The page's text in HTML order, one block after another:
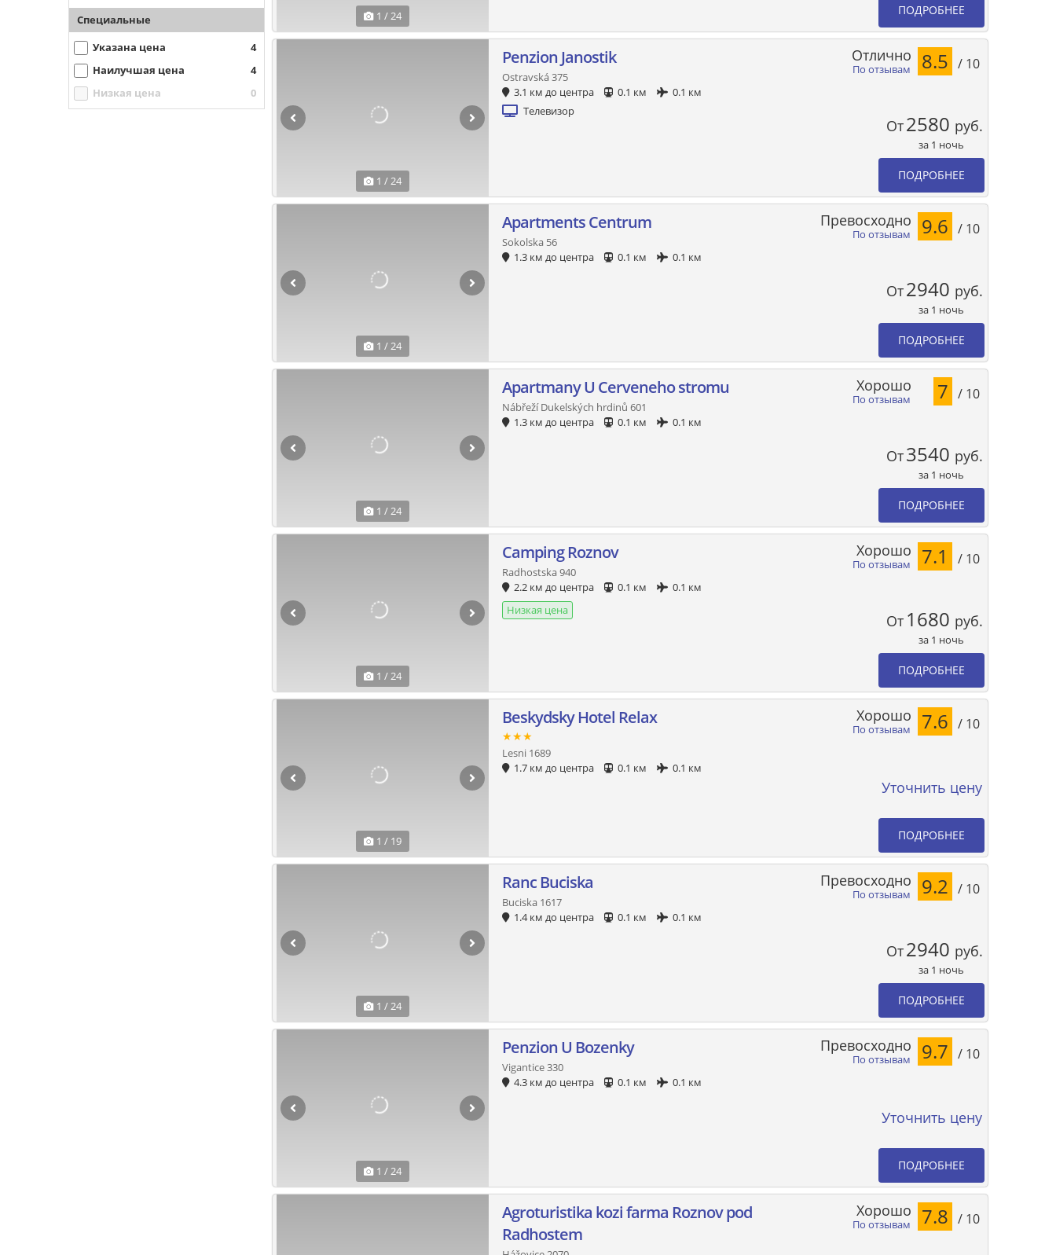
Специальные
Указана цена
4
Наилучшая цена
4
Низкая цена
0
1 / 24 ПОДРОБНЕЕ
1 / 24
Penzion Janostik
Ostravská 375
3.1 км до центра
0.1 км
0.1 км
Телевизор
По отзывам
Отлично 8.5 / 10
От2580 руб.
за 1 ночь
ПОДРОБНЕЕ
1 / 24
Apartments Centrum
Sokolska 56
1.3 км до центра
0.1 км 0.1 км
По отзывам
Превосходно 9.6 / 10
От2940 руб.
за 1 ночь
ПОДРОБНЕЕ
1 / 24
Apartmany U Cerveneho stromu
Nábřeží Dukelských hrdinů 601
1.3 км до центра
0.1 км 0.1 км
По отзывам
Хорошо 7 / 10
От3540 руб.
за 1 ночь
ПОДРОБНЕЕ
1 / 24
Camping Roznov
Radhostska 940
2.2 км до центра
0.1 км
0.1 км
Низкая цена
По отзывам
Хорошо 7.1 / 10
От 1680 руб.
за 1 ночь
ПОДРОБНЕЕ
1 / 19
Beskydsky Hotel Relax
★★★
Lesni 1689
1.7 км до центра
0.1 км 0.1 км
По отзывам
Хорошо 7.6 / 10
Уточнить цену
ПОДРОБНЕЕ
1 / 24
Ranc Buciska
Buciska 1617
1.4 км до центра
0.1 км 0.1 км
По отзывам
Превосходно 9.2 / 10
От2940 руб.
за 1 ночь
ПОДРОБНЕЕ
1 / 24
Penzion U Bozenky
Vigantice 330
4.3 км до центра
0.1 км 0.1 км
По отзывам
Превосходно 9.7 / 10
Уточнить цену
ПОДРОБНЕЕ
Agroturistika kozi farma Roznov pod
Radhostem
По отзывам
Хорошо 7.8 / 10